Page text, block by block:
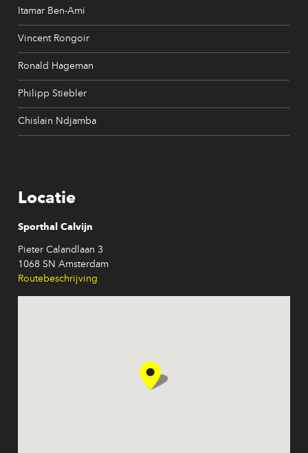
Itamar Ben-Ami
Vincent Rongoir
Ronald Hageman
Philipp Stiebler
Chislain Ndjamba
Locatie
Sporthal Calvijn
Pieter Calandlaan 3
1068 SN Amsterdam
Routebeschrijving